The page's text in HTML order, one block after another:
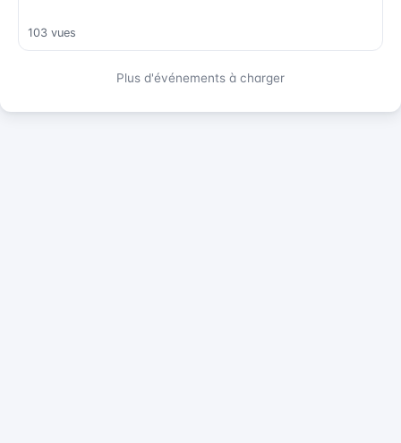
103 vues
Plus d'événements à charger